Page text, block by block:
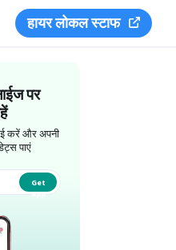
हायर लोकल स्टाफ
पर
करें और अपनी
पाएं
Get
app